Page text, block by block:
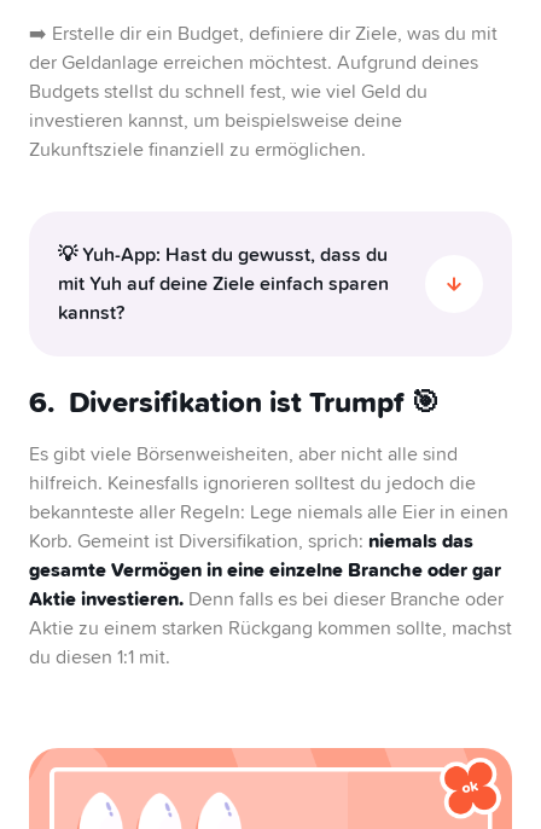
➡️ Erstelle dir ein Budget, definiere dir Ziele, was du mit
der Geldanlage erreichen möchtest. Aufgrund deines
Budgets stellst du schnell fest, wie viel Geld du
investieren kannst, um beispielsweise deine
Zukunftsziele finanziell zu ermöglichen.
💡 Yuh-App: Hast du gewusst, dass du
mit Yuh auf deine Ziele einfach sparen
kannst?
definieren.Dein Geld ist frei verfügbar und du
erreicht hast oder nicht.
Damit du nicht vergisst, regelmässig etwas
zurückzulegen, empfehlen wir die Funktion
«Automatisches Sparen». So kannst du festlegen,
wie viel Geld monatlich in welches Projekt
fliessen soll.
6. Diversifikation ist Trumpf 🎯
Es gibt viele Börsenweisheiten, aber nicht alle sind
hilfreich. Keinesfalls ignorieren solltest du jedoch die
bekannteste aller Regeln: Lege niemals alle Eier in einen
Korb. Gemeint ist Diversifikation, sprich: niemals das
gesamte Vermögen in eine einzelne Branche oder gar
Aktie investieren. Denn falls es bei dieser Branche oder
Aktie zu einem starken Rückgang kommen sollte, machst
du diesen 1:1 mit.